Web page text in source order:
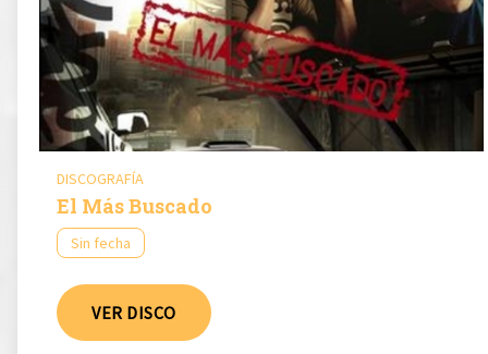
DISCOGRAFÍA
El Más Buscado
Sin fecha
VER DISCO